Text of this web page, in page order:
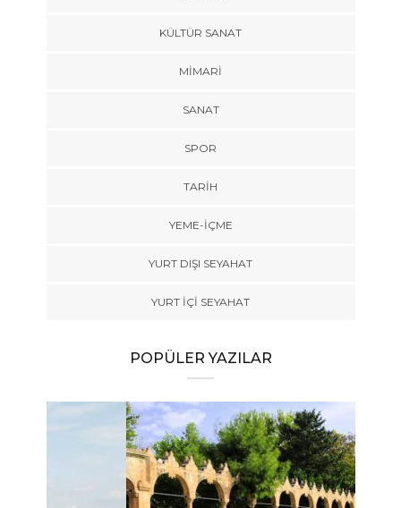
KÜLTÜR SANAT
MIMARI
SANAT
SPOR
TARİH
YEME-İÇME
YURT DIŞI SEYAHAT
YURT İÇİ SEYAHAT
POPÜLER YAZILAR